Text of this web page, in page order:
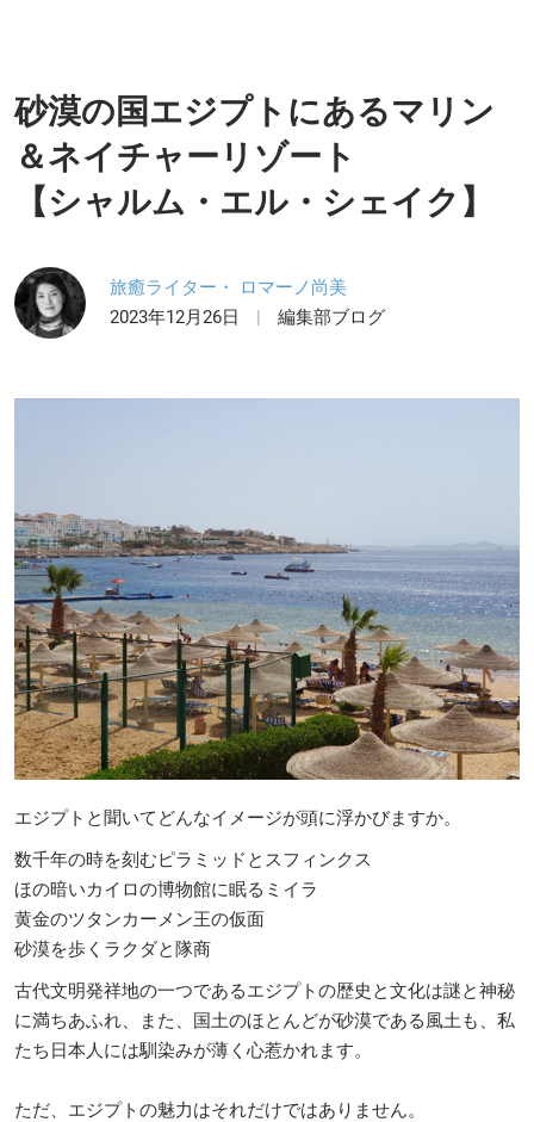
砂漠の国エジプトにあるマリン
＆ネイチャーリゾート
【シャルム・エル・シェイク】
旅癒ライター・ ロマーノ尚美
2023年12月26日
編集部ブログ
エジプトと聞いてどんなイメージが頭に浮かびますか。
数千年の時を刻むピラミッドとスフィンクス
ほの暗いカイロの博物館に眠るミイラ
黄金のツタンカーメン王の仮面
砂漠を歩くラクダと隊商
古代文明発祥地の一つであるエジプトの歴史と文化は謎と神秘
に満ちあふれ、また、国土のほとんどが砂漠である風土も、私
たち日本人には馴染みが薄く心惹かれます。
ただ、エジプトの魅力はそれだけではありません。